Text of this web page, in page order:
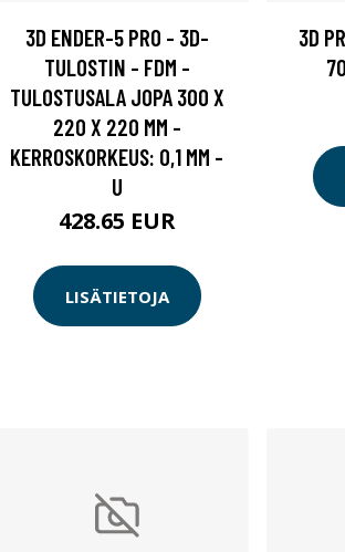
3D ENDER-5 PRO - 3D-
TULOSTIN - FDM -
TULOSTUSALA JOPA 300 X
220 X 220 MM -
KERROSKORKEUS: 0,1 MM -
U
428.65 EUR
LISÄTIETOJA
3D